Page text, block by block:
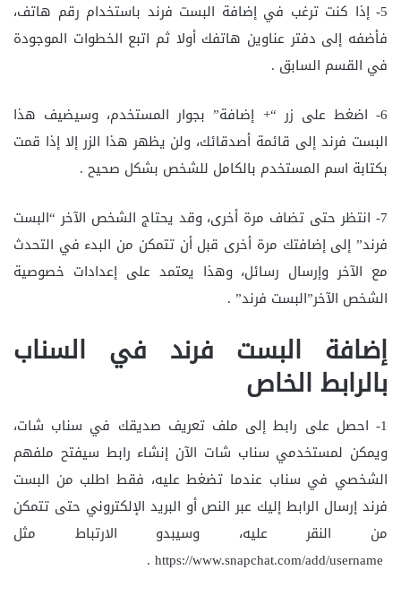
5- إذا كنت ترغب في إضافة البست فرند باستخدام رقم هاتف،
فأضفه إلى دفتر عناوين هاتفك أولا ثم اتبع الخطوات الموجودة
في القسم السابق .
6- اضغط على زر “+ إضافة” بجوار المستخدم، وسيضيف هذا
البست فرند إلى قائمة أصدقائك، ولن يظهر هذا الزر إلا إذا قمت
بكتابة اسم المستخدم بالكامل للشخص بشكل صحيح .
7- انتظر حتى تضاف مرة أخرى، وقد يحتاج الشخص الآخر “البست
فرند” إلى إضافتك مرة أخرى قبل أن تتمكن من البدء في التحدث
مع الآخر وإرسال رسائل، وهذا يعتمد على إعدادات خصوصية
الشخص الآخر”البست فرند” .
إضافة البست فرند في السناب
بالرابط الخاص
1- احصل على رابط إلى ملف تعريف صديقك في سناب شات،
ويمكن لمستخدمي سناب شات الآن إنشاء رابط سيفتح ملفهم
الشخصي في سناب عندما تضغط عليه، فقط اطلب من البست
فرند إرسال الرابط إليك عبر النص أو البريد الإلكتروني حتى تتمكن
من النقر عليه، وسيبدو الارتباط مثل